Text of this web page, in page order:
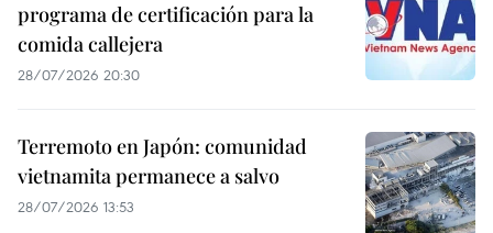
programa de certificación para la
comida callejera
28/07/2026 20:30
Terremoto en Japón: comunidad
vietnamita permanece a salvo
28/07/2026 13:53